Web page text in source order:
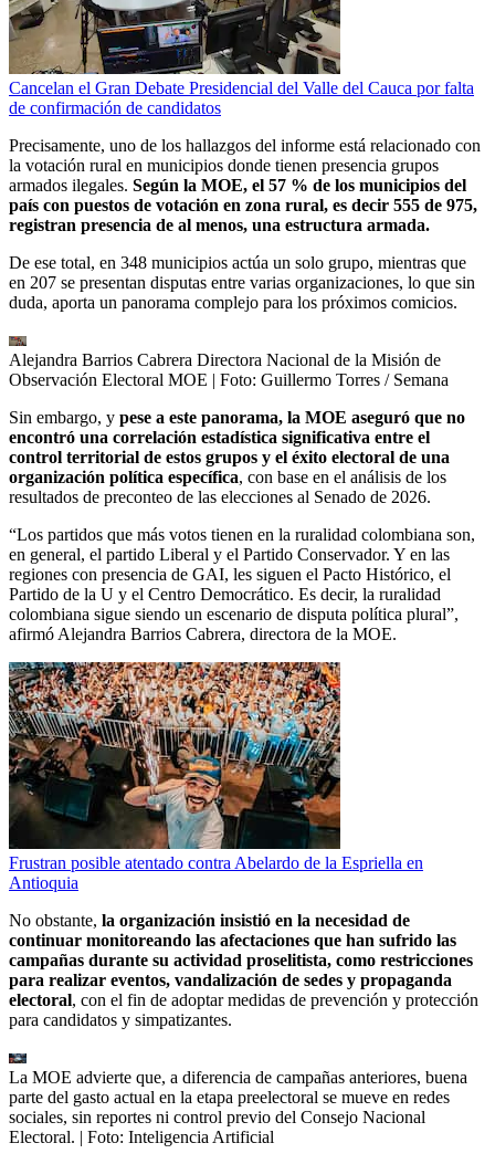
Cancelan el Gran Debate Presidencial del Valle del Cauca por falta
de confirmación de candidatos
Precisamente, uno de los hallazgos del informe está relacionado con
la votación rural en municipios donde tienen presencia grupos
armados ilegales. Según la MOE, el 57 % de los municipios del
país con puestos de votación en zona rural, es decir 555 de 975,
registran presencia de al menos, una estructura armada.
De ese total, en 348 municipios actúa un solo grupo, mientras que
en 207 se presentan disputas entre varias organizaciones, lo que sin
duda, aporta un panorama complejo para los próximos comicios.
Alejandra Barrios Cabrera Directora Nacional de la Misión de
Observación Electoral MOE | Foto: Guillermo Torres / Semana
Sin embargo, y pese a este panorama, la MOE aseguró que no
encontró una correlación estadística significativa entre el
control territorial de estos grupos y el éxito electoral de una
organización política específica, con base en el análisis de los
resultados de preconteo de las elecciones al Senado de 2026.
“Los partidos que más votos tienen en la ruralidad colombiana son,
en general, el partido Liberal y el Partido Conservador. Y en las
regiones con presencia de GAI, les siguen el Pacto Histórico, el
Partido de la U y el Centro Democrático. Es decir, la ruralidad
colombiana sigue siendo un escenario de disputa política plural”,
afirmó Alejandra Barrios Cabrera, directora de la MOE.
Frustran posible atentado contra Abelardo de la Espriella en
Antioquia
No obstante, la organización insistió en la necesidad de
continuar monitoreando las afectaciones que han sufrido las
campañas durante su actividad proselitista, como restricciones
para realizar eventos, vandalización de sedes y propaganda
electoral, con el fin de adoptar medidas de prevención y protección
para candidatos y simpatizantes.
La MOE advierte que, a diferencia de campañas anteriores, buena
parte del gasto actual en la etapa preelectoral se mueve en redes
sociales, sin reportes ni control previo del Consejo Nacional
Electoral. | Foto: Inteligencia Artificial